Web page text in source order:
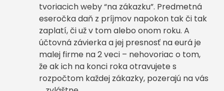
tvoriacich weby “na zákazku”. Predmetná
eseročka daň z príjmov napokon tak či tak
zaplatí, či už v tom alebo onom roku. A
účtovná závierka a jej presnosť na eurá je
malej firme na 2 veci – nehovoriac o tom,
že ak ich na konci roka otravujete s
rozpočtom každej zákazky, pozerajú na vás